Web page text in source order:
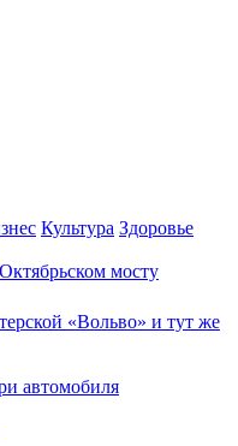
Культура Здоровье
мосту
«Вольво» и тут же
автомобиля